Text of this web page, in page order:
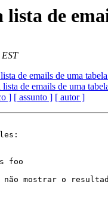
de
de emails de uma
de emails de uma
] [ assunto ] [ autor ]
foo
não mostrar o